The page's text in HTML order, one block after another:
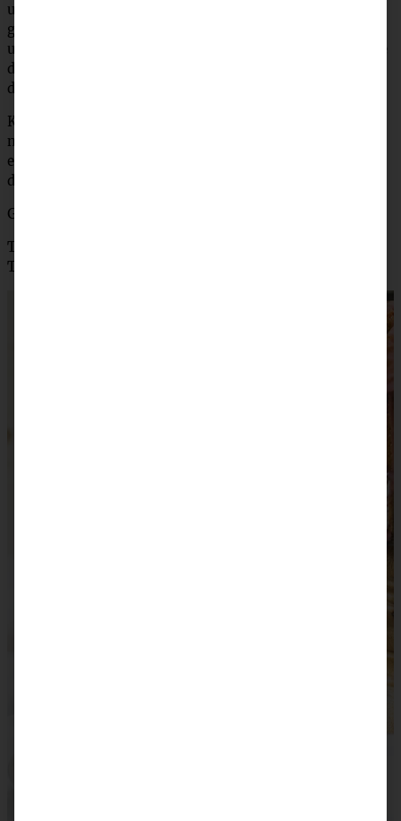
und unterrühren. Wenn alles gut vermischt ist, in eine
gefettete Springform (24–26 cm Durchmesser) einfüllen
und für ca. 60–70 Minuten backen (variiert je nach Größe
der Form ein wenig). Bitte unbedingt eine Stäbchenprobe
durchführen.
Kuchen in der Form abkühlen lassen und gegebenenfalls
noch mit ein wenig Orangenlikör tränken. Dafür mit
einem Zahnstocher Löcher in die Oberfläche pieksen und
den Likör darüberträufeln.
Guss rühren und den Kuchen damit bestreichen.
Tipp: Der Kuchen schmeckt noch besser, wenn er einen
Tag durchgezogen ist!